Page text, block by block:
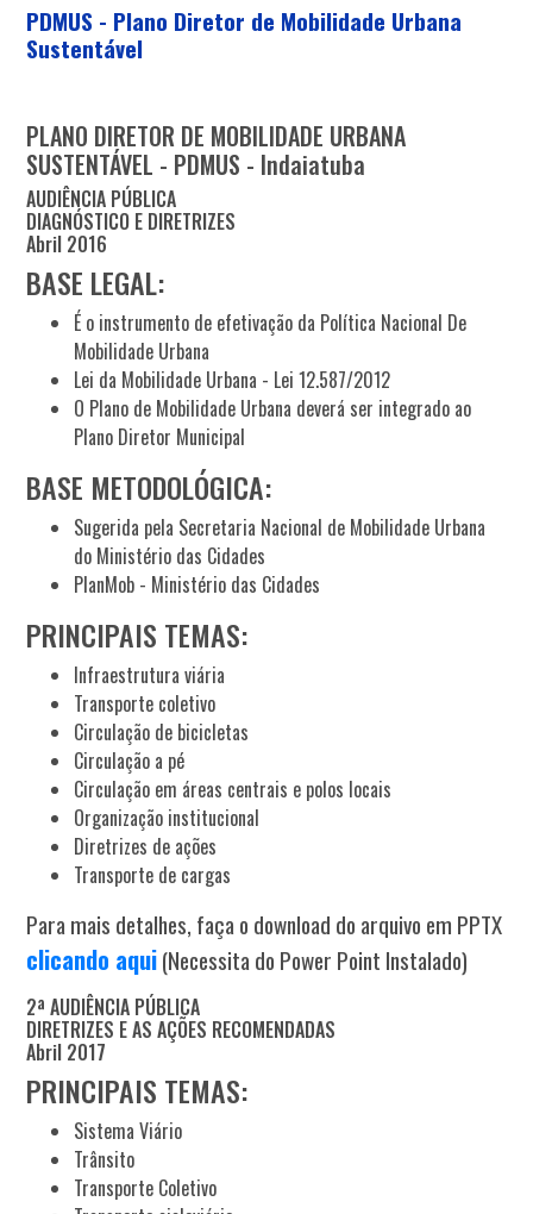
PDMUS - Plano Diretor de Mobilidade Urbana
Sustentável
PLANO DIRETOR DE MOBILIDADE URBANA
SUSTENTÁVEL - PDMUS - Indaiatuba
AUDIÊNCIA PÚBLICA
DIAGNÓSTICO E DIRETRIZES
Abril 2016
BASE LEGAL:
É o instrumento de efetivação da Política Nacional De
Mobilidade Urbana
Lei da Mobilidade Urbana - Lei 12.587/2012
O Plano de Mobilidade Urbana deverá ser integrado ao
Plano Diretor Municipal
BASE METODOLÓGICA:
Sugerida pela Secretaria Nacional de Mobilidade Urbana
do Ministério das Cidades
PlanMob - Ministério das Cidades
PRINCIPAIS TEMAS:
Infraestrutura viária
Transporte coletivo
Circulação de bicicletas
Circulação a pé
Circulação em áreas centrais e polos locais
Organização institucional
Diretrizes de ações
Transporte de cargas
Para mais detalhes, faça o download do arquivo em PPTX
clicando aqui(Necessita do Power Point Instalado)
2ª AUDIÊNCIA PÚBLICA
DIRETRIZES E AS AÇÕES RECOMENDADAS
Abril 2017
PRINCIPAIS TEMAS:
Sistema Viário
Trânsito
Transporte Coletivo